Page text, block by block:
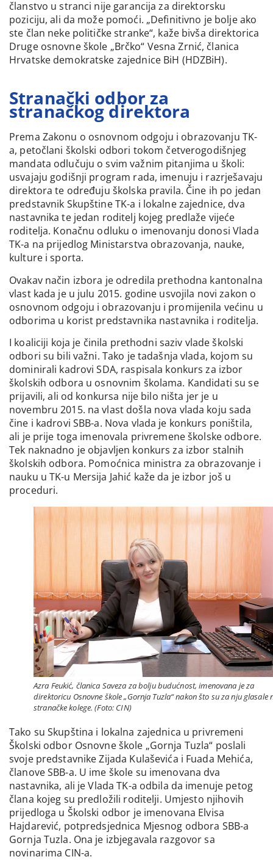
članstvo u stranci nije garancija za direktorsku
poziciju, ali da može pomoći. „Definitivno je bolje ako
ste član neke političke stranke“, kaže bivša direktorica
Druge osnovne škole „Brčko“ Vesna Zrnić, članica
Hrvatske demokratske zajednice BiH (HDZBiH).
Stranački odbor za
stranačkog direktora
Prema Zakonu o osnovnom odgoju i obrazovanju TK-
a, petočlani školski odbori tokom četverogodišnjeg
mandata odlučuju o svim važnim pitanjima u školi:
usvajaju godišnji program rada, imenuju i razrješavaju
direktora te određuju školska pravila. Čine ih po jedan
predstavnik Skupštine TK-a i lokalne zajednice, dva
nastavnika te jedan roditelj kojeg predlaže vijeće
roditelja. Konačnu odluku o imenovanju donosi Vlada
TK-a na prijedlog Ministarstva obrazovanja, nauke,
kulture i sporta.
Ovakav način izbora je odredila prethodna kantonalna
vlast kada je u julu 2015. godine usvojila novi zakon o
osnovnom odgoju i obrazovanju i promijenila većinu u
odborima u korist predstavnika nastavnika i roditelja.
I koaliciji koja je činila prethodni saziv vlade školski
odbori su bili važni. Tako je tadašnja vlada, kojom su
dominirali kadrovi SDA, raspisala konkurs za izbor
školskih odbora u osnovnim školama. Kandidati su se
prijavili, ali od konkursa nije bilo ništa jer je u
novembru 2015. na vlast došla nova vlada koju sada
čine i kadrovi SBB-a. Nova vlada je konkurs poništila,
ali je prije toga imenovala privremene školske odbore.
Tek naknadno je objavljen konkurs za izbor stalnih
školskih odbora. Pomoćnica ministra za obrazovanje i
nauku u TK-u Mersija Jahić kaže da je izbor još u
proceduri.
Azra Feukić, članica Saveza za bolju budućnost, imenovana je za
direktoricu Osnovne škole „Gornja Tuzla“ nakon što su za nju glasale
stranačke kolege. (Foto: CIN)
Tako su Skupština i lokalna zajednica u privremeni
Školski odbor Osnovne škole „Gornja Tuzla“ poslali
svoje predstavnike Zijada Kulaševića i Fuada Mehića,
članove SBB-a. U ime škole su imenovana dva
nastavnika, ali je Vlada TK-a odbila da imenuje petog
člana kojeg su predložili roditelji. Umjesto njihovih
prijedloga u Školski odbor je imenovana Elvisa
Hajdarević, potpredsjednica Mjesnog odbora SBB-a
Gornja Tuzla. Ona je izbjegavala razgovor sa
novinarima CIN-a.